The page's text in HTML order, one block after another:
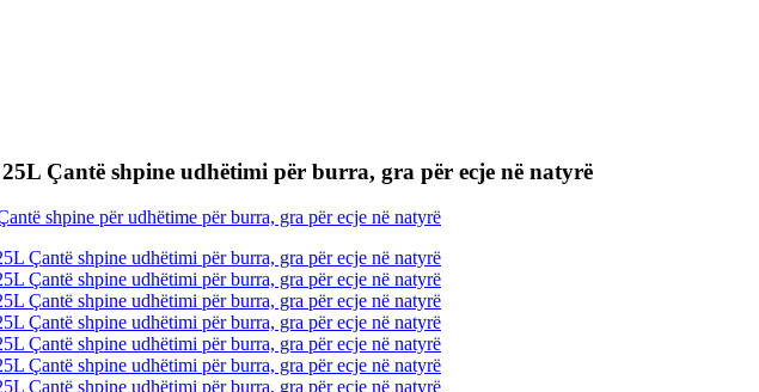
25L Çantë shpine udhëtimi për burra, gra për ecje në natyrë